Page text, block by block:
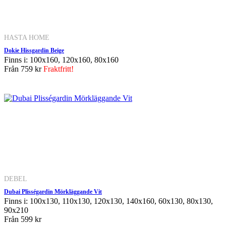
HASTA HOME
Dokie Hissgardin Beige
Finns i: 100x160, 120x160, 80x160
Från 759 krFraktfritt!
DEBEL
Dubai Plisségardin Mörkläggande Vit
Finns i: 100x130, 110x130, 120x130, 140x160, 60x130, 80x130,
90x210
Från 599 kr